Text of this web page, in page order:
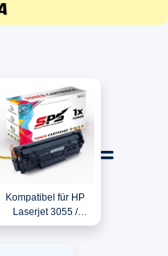
Kompatibel für HP
Laserjet 3055 /
Q2612A / 12A Toner